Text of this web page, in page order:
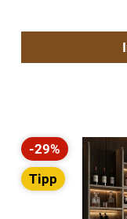
Rabatt
-29%
Tipp